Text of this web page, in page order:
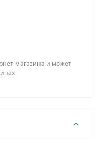
магазина и может